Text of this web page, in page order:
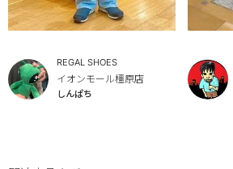
REGAL SHOES
イオンモール橿原店
しんぱち